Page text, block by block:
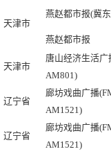
天津市
燕赵都市报(冀
燕赵都市报
天津市
唐山经济生活广
AM801)
辽宁省
廊坊戏曲广播
AM1521)
辽宁省
廊坊戏曲广播
AM1521)